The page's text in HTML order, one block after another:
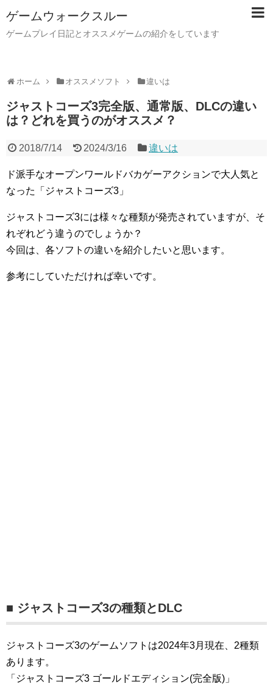
ゲームウォークスルー
ゲームプレイ日記とオススメゲームの紹介をしています
ホーム オススメソフト 違いは
ジャストコーズ3完全版、通常版、DLCの違い
は？どれを買うのがオススメ？
2018/7/14 2024/3/16 違いは
ド派手なオープンワールドバカゲーアクションで大人気と
なった「ジャストコーズ3」
ジャストコーズ3には様々な種類が発売されていますが、そ
れぞれどう違うのでしょうか？
今回は、各ソフトの違いを紹介したいと思います。
参考にしていただければ幸いです。
■ ジャストコーズ3の種類とDLC
ジャストコーズ3のゲームソフトは2024年3月現在、2種類
あります。
「ジャストコーズ3 ゴールドエディション(完全版)」